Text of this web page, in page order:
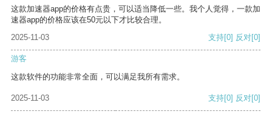
这款加速器app的价格有点贵，可以适当降低一些。我个人觉得，一款加
速器app的价格应该在50元以下才比较合理。
2025-11-03
支持[0] 反对[0]
游客
这款软件的功能非常全面，可以满足我所有需求。
2025-11-03 支持[0] 反对[0]